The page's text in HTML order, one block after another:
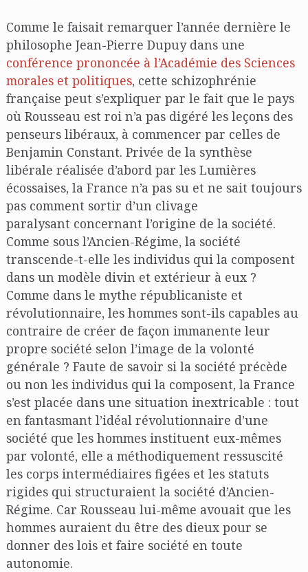
Comme le faisait remarquer l’année dernière le
philosophe Jean-Pierre Dupuy dans une
conférence prononcée à l’Académie des Sciences
morales et politiques, cette schizophrénie
française peut s’expliquer par le fait que le pays
où Rousseau est roi n’a pas digéré les leçons des
penseurs libéraux, à commencer par celles de
Benjamin Constant. Privée de la synthèse
libérale réalisée d’abord par les Lumières
écossaises, la France n’a pas su et ne sait toujours
pas comment sortir d’un clivage
paralysant concernant l’origine de la société.
Comme sous l’Ancien-Régime, la société
transcende-t-elle les individus qui la composent
dans un modèle divin et extérieur à eux ?
Comme dans le mythe républicaniste et
révolutionnaire, les hommes sont-ils capables au
contraire de créer de façon immanente leur
propre société selon l’image de la volonté
générale ? Faute de savoir si la société précède
ou non les individus qui la composent, la France
s’est placée dans une situation inextricable : tout
en fantasmant l’idéal révolutionnaire d’une
société que les hommes instituent eux-mêmes
par volonté, elle a méthodiquement ressuscité
les corps intermédiaires figées et les statuts
rigides qui structuraient la société d’Ancien-
Régime. Car Rousseau lui-même avouait que les
hommes auraient du être des dieux pour se
donner des lois et faire société en toute
autonomie.